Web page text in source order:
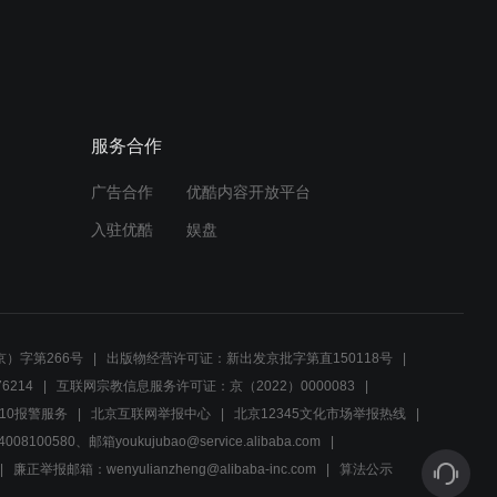
服务合作
广告合作 优酷内容开放平台
入驻优酷 娱盘
）字第266号
出版物经营许可证：新出发京批字第直150118号
互联网宗教信息服务许可证：京（2022）0000083
报警服务
北京互联网举报中心
北京12345文化市场举报热线
、邮箱youkujubao@service.alibaba.com
廉正举报邮箱：wenyulianzheng@alibaba-inc.com
算法公示